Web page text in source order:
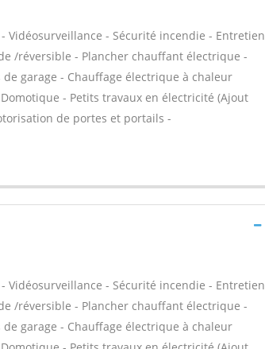
Vidéosurveillance - Sécurité incendie - Entretien
/réversible - Plancher chauffant électrique -
garage - Chauffage électrique à chaleur
- Petits travaux en électricité (Ajout
de portes et portails -
Vidéosurveillance - Sécurité incendie - Entretien
/réversible - Plancher chauffant électrique -
garage - Chauffage électrique à chaleur